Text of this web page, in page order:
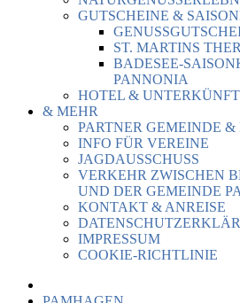
GUTSCHEINE &
ST. MARTINS
BADESEE-
PANNONIA
HOTEL &
& MEHR
PARTNER GEMEINDE &
INFO FÜR VEREINE
JAGDAUSSCHUSS
VERKEHR ZWISCHEN
UND DER GEMEINDE
KONTAKT & ANREISE
IMPRESSUM
COOKIE-RICHTLINIE